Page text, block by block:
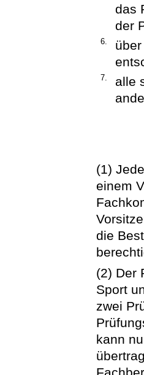
das
der
6.
7.
alle
(1)
einem
die
(2) Der
Sport
zwei
kann